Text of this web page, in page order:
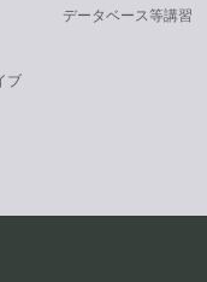
ブ
データベース等講習